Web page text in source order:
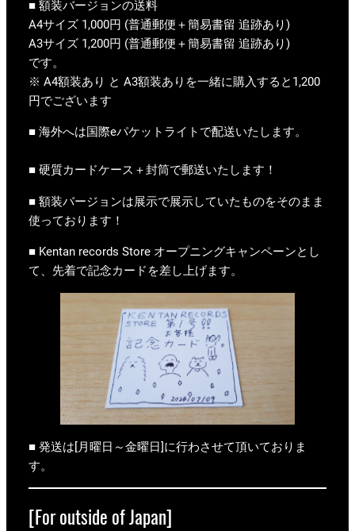
■ 額装バージョンの送料
A4サイズ 1,000円 (普通郵便＋簡易書留 追跡あり)
A3サイズ 1,200円 (普通郵便＋簡易書留 追跡あり)
です。
※ A4額装あり と A3額装ありを一緒に購入すると1,200
円でございます
■ 海外へは国際eパケットライトで配送いたします。
■ 硬質カードケース＋封筒で郵送いたします！
■ 額装バージョンは展示で展示していたものをそのまま
使っております！
■ Kentan records Store オープニングキャンペーンとし
て、先着で記念カードを差し上げます。
■ 発送は[月曜日～金曜日]に行わさせて頂いておりま
す。
[For outside of Japan]